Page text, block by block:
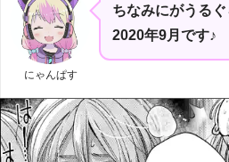
にゃんぱす
ちなみにがうる
2020年9月です♪